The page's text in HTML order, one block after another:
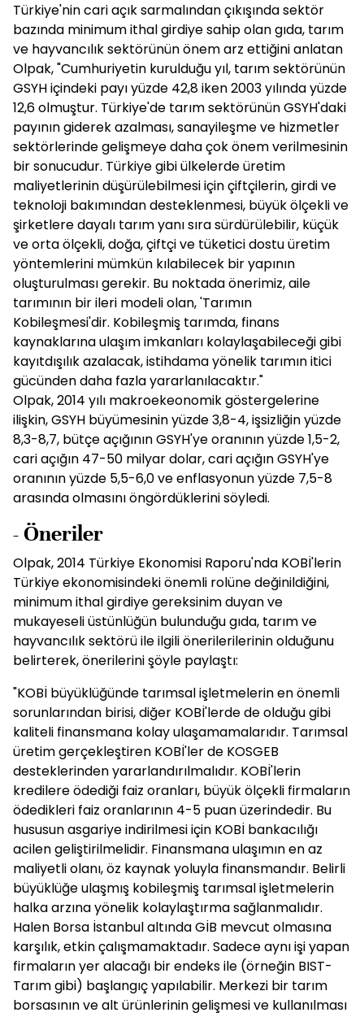
Türkiye'nin cari açık sarmalından çıkışında sektör
bazında minimum ithal girdiye sahip olan gıda, tarım
ve hayvancılık sektörünün önem arz ettiğini anlatan
Olpak, "Cumhuriyetin kurulduğu yıl, tarım sektörünün
GSYH içindeki payı yüzde 42,8 iken 2003 yılında yüzde
12,6 olmuştur. Türkiye'de tarım sektörünün GSYH'daki
payının giderek azalması, sanayileşme ve hizmetler
sektörlerinde gelişmeye daha çok önem verilmesinin
bir sonucudur. Türkiye gibi ülkelerde üretim
maliyetlerinin düşürülebilmesi için çiftçilerin, girdi ve
teknoloji bakımından desteklenmesi, büyük ölçekli ve
şirketlere dayalı tarım yanı sıra sürdürülebilir, küçük
ve orta ölçekli, doğa, çiftçi ve tüketici dostu üretim
yöntemlerini mümkün kılabilecek bir yapının
oluşturulması gerekir. Bu noktada önerimiz, aile
tarımının bir ileri modeli olan, 'Tarımın
Kobileşmesi'dir. Kobileşmiş tarımda, finans
kaynaklarına ulaşım imkanları kolaylaşabileceği gibi
kayıtdışılık azalacak, istihdama yönelik tarımın itici
gücünden daha fazla yararlanılacaktır."
Olpak, 2014 yılı makroekeonomik göstergelerine
ilişkin, GSYH büyümesinin yüzde 3,8-4, işsizliğin yüzde
8,3-8,7, bütçe açığının GSYH'ye oranının yüzde 1,5-2,
cari açığın 47-50 milyar dolar, cari açığın GSYH'ye
oranının yüzde 5,5-6,0 ve enflasyonun yüzde 7,5-8
arasında olmasını öngördüklerini söyledi.
- Öneriler
Olpak, 2014 Türkiye Ekonomisi Raporu'nda KOBİ'lerin
Türkiye ekonomisindeki önemli rolüne değinildiğini,
minimum ithal girdiye gereksinim duyan ve
mukayeseli üstünlüğün bulunduğu gıda, tarım ve
hayvancılık sektörü ile ilgili önerilerilerinin olduğunu
belirterek, önerilerini şöyle paylaştı:
"KOBİ büyüklüğünde tarımsal işletmelerin en önemli
sorunlarından birisi, diğer KOBİ'lerde de olduğu gibi
kaliteli finansmana kolay ulaşamamalarıdır. Tarımsal
üretim gerçekleştiren KOBİ'ler de KOSGEB
desteklerinden yararlandırılmalıdır. KOBİ'lerin
kredilere ödediği faiz oranları, büyük ölçekli firmaların
ödedikleri faiz oranlarının 4-5 puan üzerindedir. Bu
hususun asgariye indirilmesi için KOBİ bankacılığı
acilen geliştirilmelidir. Finansmana ulaşımın en az
maliyetli olanı, öz kaynak yoluyla finansmandır. Belirli
büyüklüğe ulaşmış kobileşmiş tarımsal işletmelerin
halka arzına yönelik kolaylaştırma sağlanmalıdır.
Halen Borsa İstanbul altında GİB mevcut olmasına
karşılık, etkin çalışmamaktadır. Sadece aynı işi yapan
firmaların yer alacağı bir endeks ile (örneğin BIST-
Tarım gibi) başlangıç yapılabilir. Merkezi bir tarım
borsasının ve alt ürünlerinin gelişmesi ve kullanılması